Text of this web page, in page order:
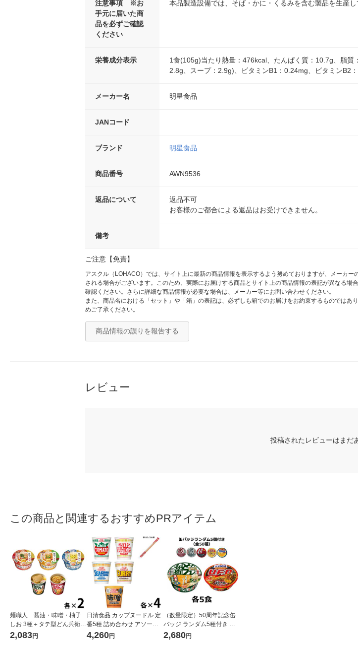
注意事項 ※お
手元に届いた商
品を必ずご確認
ください
本品製造設備では、そば・かに・くるみを含む製品を生産し
栄養成分表示
1食(105g)当たり熱量：476kcal、たんぱく質：10.7g、脂
2.8g、スープ：2.9g)、ビタミンB1：0.24mg、ビタミンB2
メーカー名 明星食品
JANコード
ブランド 明星食品
商品番号 AWN9536
返品について
返品不可
お客様のご都合による返品はお受けできません。
備考
ご注意【免責】
アスクル（LOHACO）では、サイト上に最新の商品情報を表示するよう努めておりますが、メーカ
される場合がございます。このため、実際にお届けする商品とサイト上の商品情報の表記が異なる
確認ください。さらに詳細な商品情報が必要な場合は、メーカー等にお問い合わせください。
また、商品名における「セット」や「箱」の表記は、必ずしも箱でのお届けをお約束するものでは
めご了承ください。
商品情報の誤りを報告する
レビュー
投稿されたレビューはまだ
この商品と関連するおすすめPRアイテム
麺職人 醤油・味噌・柚子
しお 3種＋タテ型どん兵衛2
種 各2食（計10食）セット
2,083円
日清食品 カップヌードル 定
番5種 詰め合わせ アソート 2
0食入（数量限定 割り箸20
4,260円
（数量限定）50周年記念缶
バッジ ランダム5種付き 日
清のどん兵衛 きつねうどん
2,680円